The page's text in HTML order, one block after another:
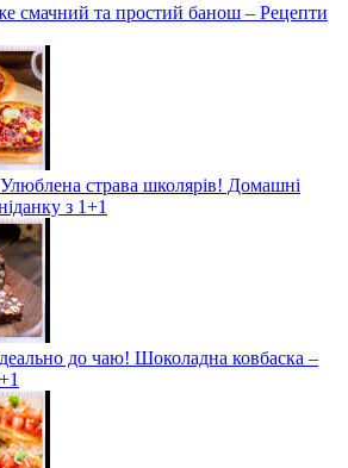
смачний та простий банош – Рецепти
страва школярів! Домашні
з 1+1
до чаю! Шоколадна ковбаска –